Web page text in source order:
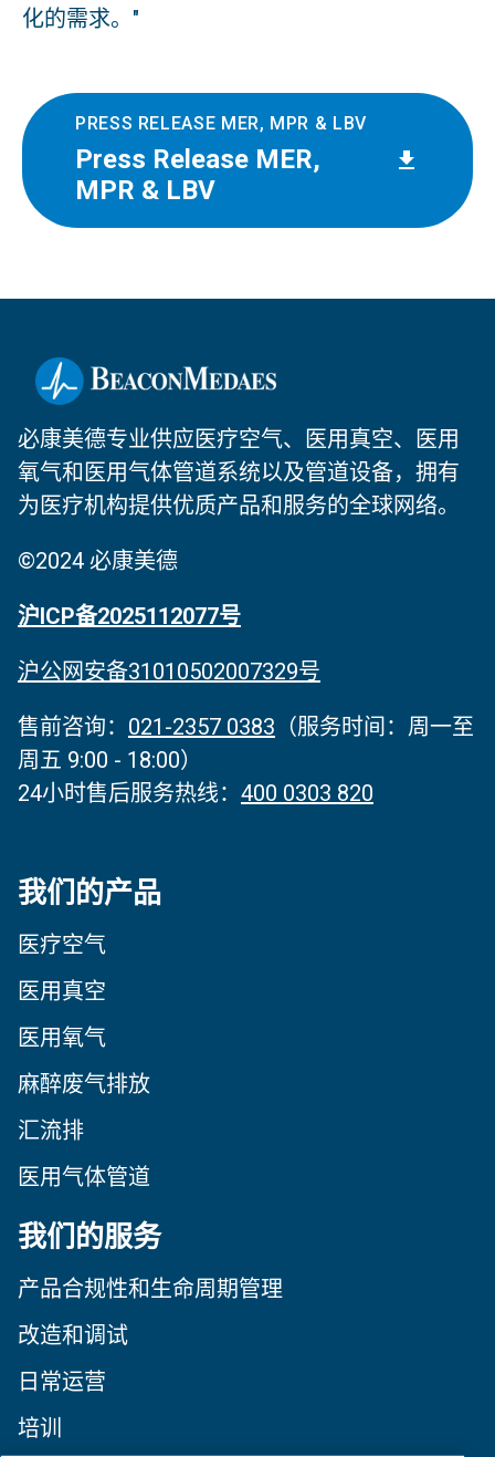
化的需求。"
Press Release MER,
MPR & LBV
PRESS RELEASE MER, MPR & LBV
必康美德专业供应医疗空气、医用真空、医用
氧气和医用气体管道系统以及管道设备，拥有
为医疗机构提供优质产品和服务的全球网络。
©2024 必康美德
沪ICP备2025112077号
沪公网安备31010502007329号
售前咨询： 021-2357 0383 （服务时间‌：周一至
周五 9:00 - 18:00）
24小时售后服务热线： 400 0303 820
我们的产品
医疗空气
医用真空
医用氧气
麻醉废气排放
汇流排
医用气体管道
我们的服务
产品合规性和生命周期管理
改造和调试
日常运营
培训